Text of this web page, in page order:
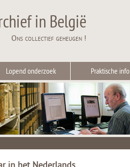
in België
Ons collectief geheugen !
Lopend onderzoek Praktische info